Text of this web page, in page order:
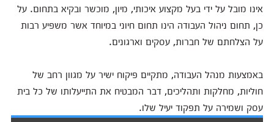
אינו מובל על ידי בעל מקצוע איכותי, מיון, מוכשר ובקיא בתחום. על
כן, תחום ניהול העבודה הינו תחום חיוני במיוחד אשר משפיע רבות
על הצלחתם של חברות, עסקים וארגונים.
באמצעות מנהל העבודה, מתקיים פיקוח ישיר על מגוון רחב של
חוליות, מחלקות ותהליכים, דבר המבטיח את התייעלותו של כל בית
עסק ושמירה על תפקוד יעיל שלו.